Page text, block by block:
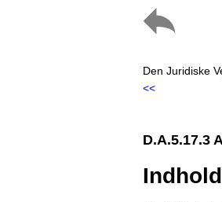
Den Juridiske
<<
D.A.5.17.3
Indhold